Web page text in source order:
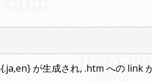
が生成され, .htm への link